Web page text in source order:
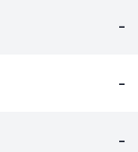
-
-
-